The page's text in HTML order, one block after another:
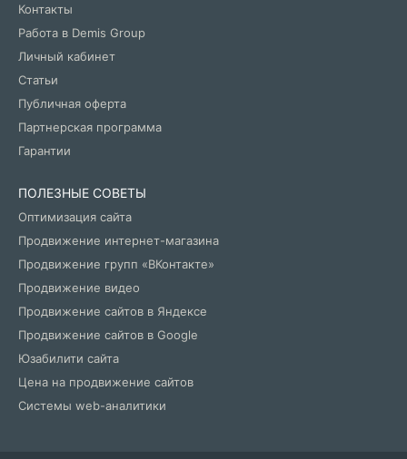
Контакты
Работа в Demis Group
Личный кабинет
Статьи
Публичная оферта
Партнерская программа
Гарантии
ПОЛЕЗНЫЕ СОВЕТЫ
Оптимизация сайта
Продвижение интернет-магазина
Продвижение групп «ВКонтакте»
Продвижение видео
Продвижение сайтов в Яндексе
Продвижение сайтов в Google
Юзабилити сайта
Цена на продвижение сайтов
Системы web-аналитики